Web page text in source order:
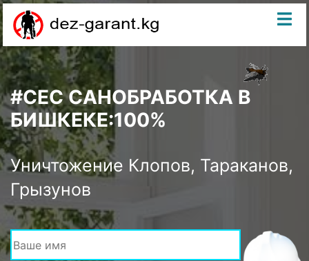
#CЕС САНОБРАБОТКА В
БИШКЕКЕ:100%
Уничтожение Клопов, Тараканов,
Грызунов